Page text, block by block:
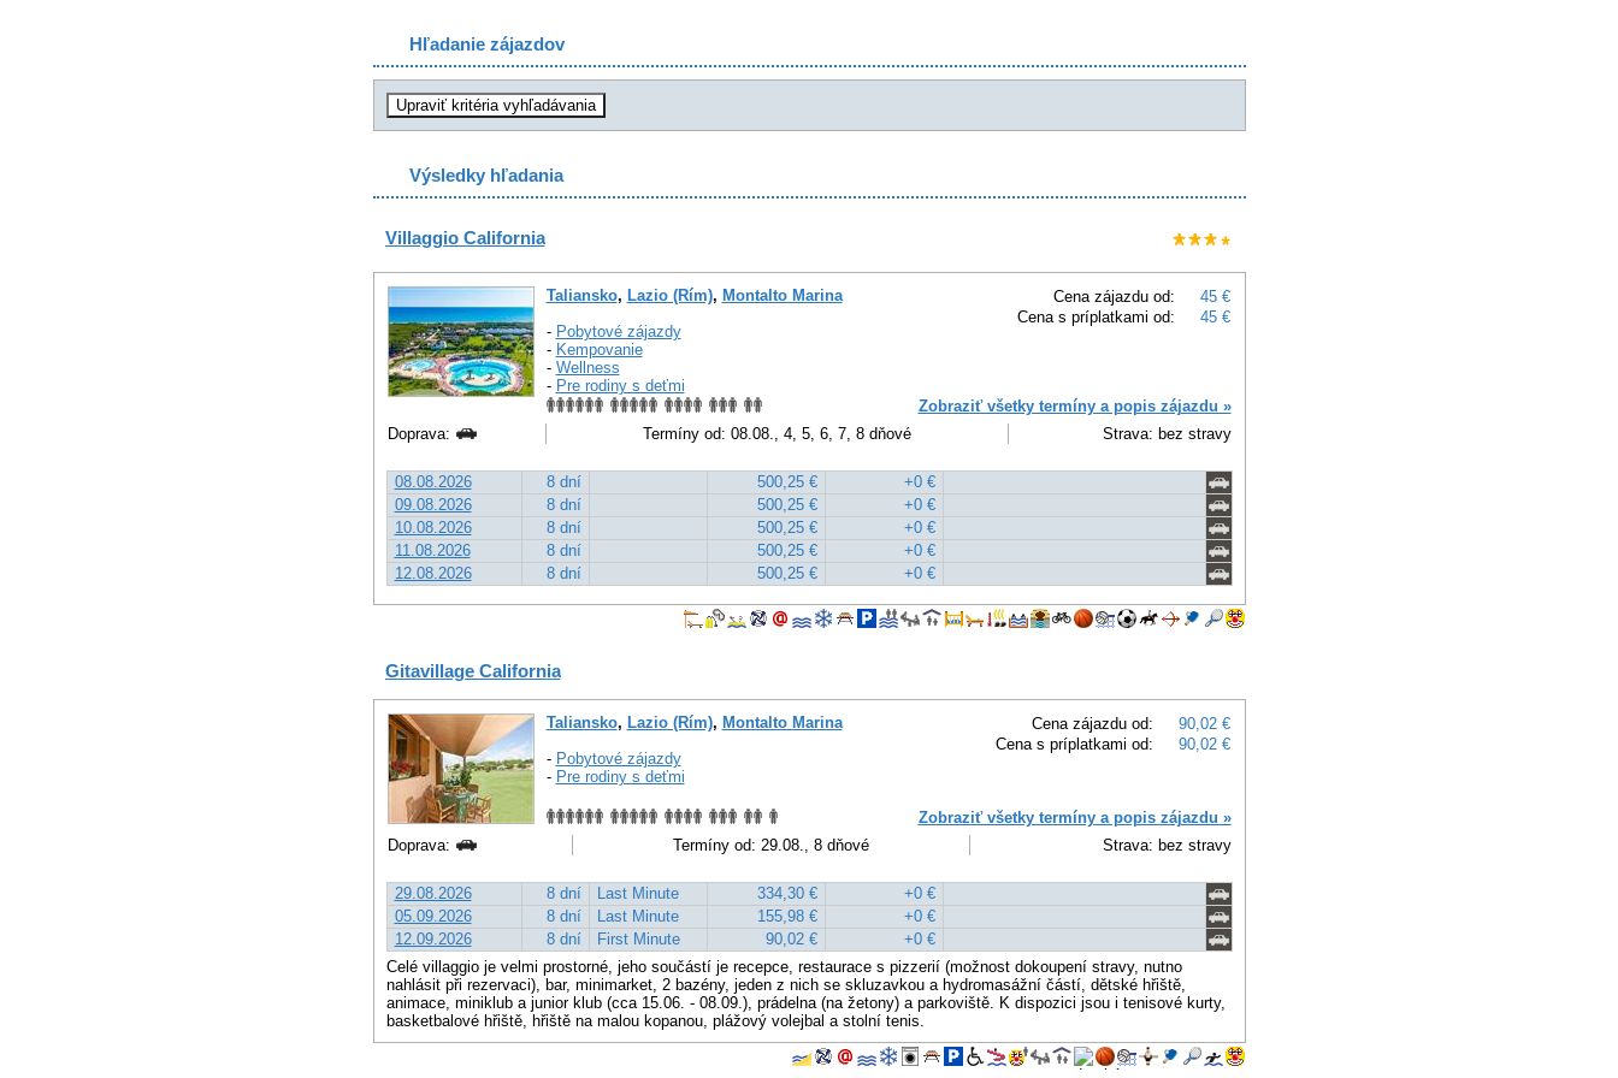
Hľadanie zájazdov
Výsledky hľadania
Villaggio California
Cena zájazdu od:
45 €
Cena s príplatkami od:
45 €
Taliansko, Lazio (Rím), Montalto Marina
- Pobytové zájazdy
- Kempovanie
- Wellness
- Pre rodiny s deťmi
Zobraziť všetky termíny a popis zájazdu »
Doprava:
Termíny od: 08.08., 4, 5, 6, 7, 8 dňové Strava: bez stravy
08.08.2026 8 dní 500,25 €
+0 €
09.08.2026
8 dní 500,25 €
+0 €
10.08.2026
8 dní 500,25 €
+0 €
11.08.2026
8 dní 500,25 €
+0 €
12.08.2026
8 dní 500,25 € +0 €
Gitavillage California
Cena zájazdu od:
90,02 €
Cena s príplatkami od:
90,02 €
Taliansko, Lazio (Rím), Montalto Marina
- Pobytové zájazdy
- Pre rodiny s deťmi
Zobraziť všetky termíny a popis zájazdu »
Doprava:
Termíny od: 29.08., 8 dňové Strava: bez stravy
29.08.2026 8 dní Last Minute 334,30 €
+0 €
05.09.2026
8 dní Last Minute 155,98 €
+0 €
12.09.2026
8 dní First Minute 90,02 €
+0 €
Celé villaggio je velmi prostorné, jeho součástí je recepce, restaurace s pizzerií (možnost dokoupení stravy, nutno
nahlásit při rezervaci), bar, minimarket, 2 bazény, jeden z nich se skluzavkou a hydromasážní částí, dětské hřiště,
animace, miniklub a junior klub (cca 15.06. - 08.09.), prádelna (na žetony) a parkoviště. K dispozici jsou i tenisové kurty,
basketbalové hřiště, hřiště na malou kopanou, plážový volejbal a stolní tenis.